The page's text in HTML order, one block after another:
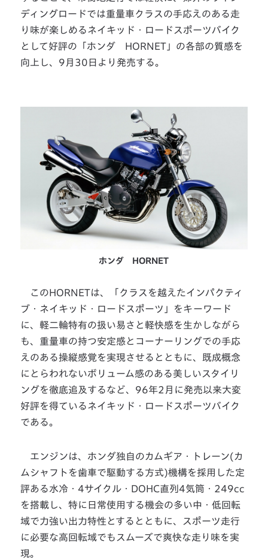
ディングロードでは重量車クラスの手応えのある走
り味が楽しめるネイキッド・ロードスポーツバイク
として好評の「ホンダ HORNET」の各部の質感を
向上し、9月30日より発売する。
ホンダ HORNET
このHORNETは、「クラスを越えたインパクティ
ブ・ネイキッド・ロードスポーツ」をキーワード
に、軽二輪特有の扱い易さと軽快感を生かしながら
も、重量車の持つ安定感とコーナーリングでの手応
えのある操縦感覚を実現させるとともに、既成概念
にとらわれないボリューム感のある美しいスタイリ
ングを徹底追及するなど、96年2月に発売以来大変
好評を得ているネイキッド・ロードスポーツバイク
である。
エンジンは、ホンダ独自のカムギア・トレーン(カ
ムシャフトを歯車で駆動する方式)機構を採用した定
評ある水冷・4サイクル・DOHC直列4気筒・249cc
を搭載し、特に日常使用する機会の多い中・低回転
域で力強い出力特性とするとともに、スポーツ走行
に必要な高回転域でもスムーズで爽快な走り味を実
現。